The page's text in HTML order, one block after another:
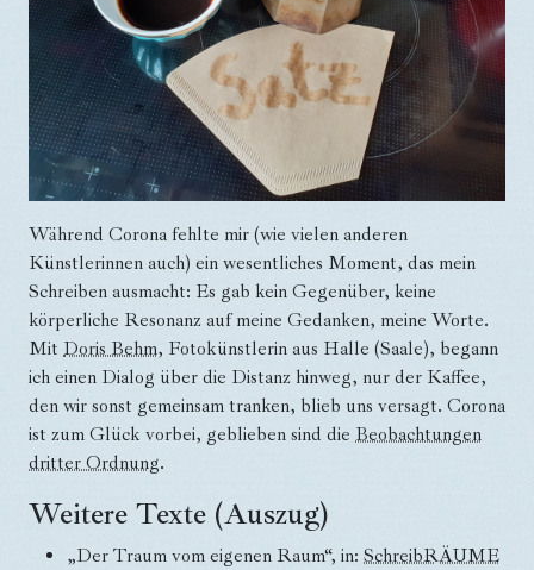
Während Corona fehlte mir (wie vielen anderen
Künstlerinnen auch) ein wesentliches Moment, das mein
Schreiben ausmacht: Es gab kein Gegenüber, keine
körperliche Resonanz auf meine Gedanken, meine Worte.
Mit Doris Behm, Fotokünstlerin aus Halle (Saale), begann
ich einen Dialog über die Distanz hinweg, nur der Kaffee,
den wir sonst gemeinsam tranken, blieb uns versagt. Corona
ist zum Glück vorbei, geblieben sind die Beobachtungen
dritter Ordnung.
Weitere Texte (Auszug)
„Der Traum vom eigenen Raum“, in: SchreibRÄUME